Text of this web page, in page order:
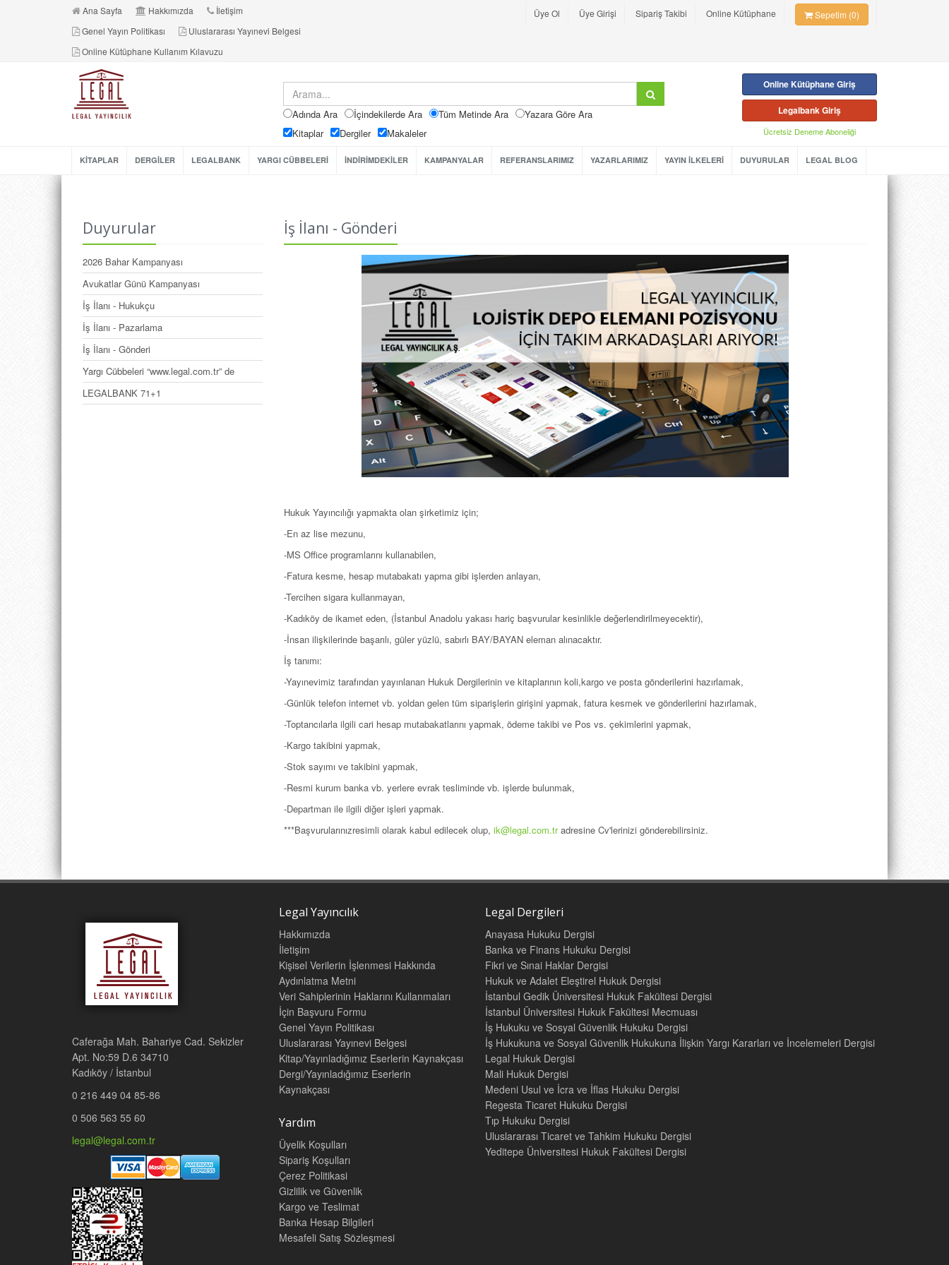
Ana Sayfa Hakkımızda
İletişim
Genel Yayın Politikası
Uluslararası Yayınevi Belgesi
Online Kütüphane Kullanım Kılavuzu
Üye Ol Üye Girişi Sipariş Takibi Online Kütüphane Sepetim (0)
Adında Ara İçindekilerde Ara Tüm Metinde Ara
Yazara Göre Ara
Kitaplar
Dergiler Makaleler
Online Kütüphane Giriş
Legalbank Giriş
Ücretsiz Deneme Aboneliği
KİTAPLAR DERGİLER LEGALBANK YARGI CÜBBELERİ İNDİRİMDEKİLER KAMPANYALAR REFERANSLARIMIZ YAZARLARIMIZ YAYIN İLKELERİ DUYURULAR LEGAL BLOG
Duyurular
2026 Bahar Kampanyası
Avukatlar Günü Kampanyası
İş İlanı - Hukukçu
İş İlanı - Pazarlama
İş İlanı - Gönderi
Yargı Cübbeleri “www.legal.com.tr” de
LEGALBANK 71+1
İş İlanı - Gönderi
Hukuk Yayıncılığı yapmakta olan şirketimiz için;
-En az lise mezunu,
-MS Office programlarını kullanabilen,
-Fatura kesme, hesap mutabakatı yapma gibi işlerden anlayan,
-Tercihen sigara kullanmayan,
-Kadıköy de ikamet eden, (İstanbul Anadolu yakası hariç başvurular kesinlikle değerlendirilmeyecektir),
-İnsan ilişkilerinde başarılı, güler yüzlü, sabırlı BAY/BAYAN eleman alınacaktır.
İş tanımı:
-Yayınevimiz tarafından yayınlanan Hukuk Dergilerinin ve kitaplarının koli,kargo ve posta gönderilerini hazırlamak,
-Günlük telefon internet vb. yoldan gelen tüm siparişlerin girişini yapmak, fatura kesmek ve gönderilerini hazırlamak,
-Toptancılarla ilgili cari hesap mutabakatlarını yapmak, ödeme takibi ve Pos vs. çekimlerini yapmak,
-Kargo takibini yapmak,
-Stok sayımı ve takibini yapmak,
-Resmi kurum banka vb. yerlere evrak tesliminde vb. işlerde bulunmak,
-Departman ile ilgili diğer işleri yapmak.
***Başvurularınızresimli olarak kabul edilecek olup, ik@legal.com.tradresine Cv'lerinizi gönderebilirsiniz.
Caferağa Mah. Bahariye Cad. Sekizler
Apt. No:59 D.6 34710
Kadıköy / İstanbul
0 216 449 04 85-86
0 506 563 55 60
legal@legal.com.tr
Legal Yayıncılık
Hakkımızda
İletişim
Kişisel Verilerin İşlenmesi Hakkında
Aydınlatma Metni
Veri Sahiplerinin Haklarını Kullanmaları
İçin Başvuru Formu
Genel Yayın Politikası
Uluslararası Yayınevi Belgesi
Kitap/Yayınladığımız Eserlerin Kaynakçası
Dergi/Yayınladığımız Eserlerin
Kaynakçası
Yardım
Üyelik Koşulları
Sipariş Koşulları
Çerez Politikasi
Gizlilik ve Güvenlik
Kargo ve Teslimat
Banka Hesap Bilgileri
Mesafeli Satış Sözleşmesi
Legal Dergileri
Anayasa Hukuku Dergisi
Banka ve Finans Hukuku Dergisi
Fikri ve Sınai Haklar Dergisi
Hukuk ve Adalet Eleştirel Hukuk Dergisi
İstanbul Gedik Üniversitesi Hukuk Fakültesi Dergisi
İstanbul Üniversitesi Hukuk Fakültesi Mecmuası
İş Hukuku ve Sosyal Güvenlik Hukuku Dergisi
İş Hukukuna ve Sosyal Güvenlik Hukukuna İlişkin Yargı Kararları ve İncelemeleri Dergisi
Legal Hukuk Dergisi
Mali Hukuk Dergisi
Medeni Usul ve İcra ve İflas Hukuku Dergisi
Regesta Ticaret Hukuku Dergisi
Tıp Hukuku Dergisi
Uluslararası Ticaret ve Tahkim Hukuku Dergisi
Yeditepe Üniversitesi Hukuk Fakültesi Dergisi